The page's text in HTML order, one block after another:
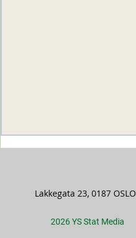
Lakkegata 23, 0187 OSLO
2026 YS Stat Media